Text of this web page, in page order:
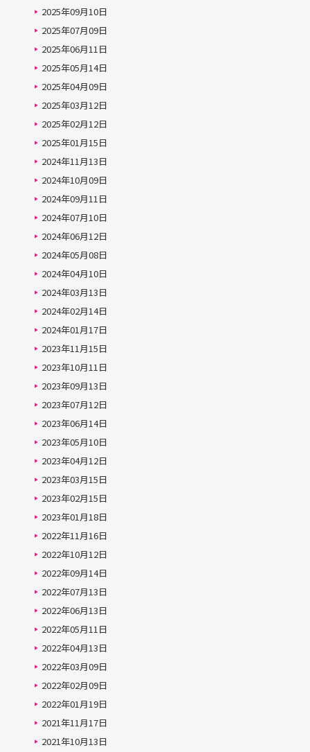
2025年09月10日
2025年07月09日
2025年06月11日
2025年05月14日
2025年04月09日
2025年03月12日
2025年02月12日
2025年01月15日
2024年11月13日
2024年10月09日
2024年09月11日
2024年07月10日
2024年06月12日
2024年05月08日
2024年04月10日
2024年03月13日
2024年02月14日
2024年01月17日
2023年11月15日
2023年10月11日
2023年09月13日
2023年07月12日
2023年06月14日
2023年05月10日
2023年04月12日
2023年03月15日
2023年02月15日
2023年01月18日
2022年11月16日
2022年10月12日
2022年09月14日
2022年07月13日
2022年06月13日
2022年05月11日
2022年04月13日
2022年03月09日
2022年02月09日
2022年01月19日
2021年11月17日
2021年10月13日